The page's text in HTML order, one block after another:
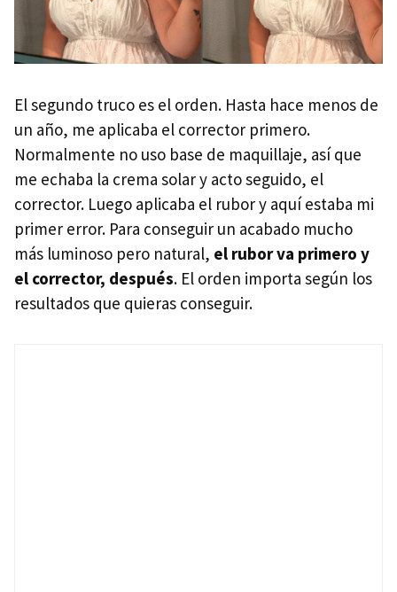
El segundo truco es el orden. Hasta hace menos de
un año, me aplicaba el corrector primero.
Normalmente no uso base de maquillaje, así que
me echaba la crema solar y acto seguido, el
corrector. Luego aplicaba el rubor y aquí estaba mi
primer error. Para conseguir un acabado mucho
más luminoso pero natural, el rubor va primero y
el corrector, después. El orden importa según los
resultados que quieras conseguir.